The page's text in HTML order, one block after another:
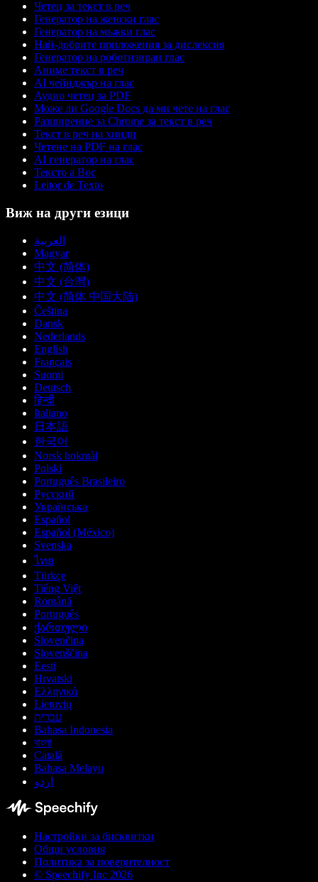
Четец за текст в реч
Генератор на женски глас
Генератор на мъжки глас
Най-добрите приложения за дислексия
Генератор на роботизиран глас
Аниме текст в реч
AI чейнджър на глас
Аудио четец за PDF
Може ли Google Docs да ми чете на глас
Разширение за Chrome за текст в реч
Текст в реч на хинди
Четене на PDF на глас
AI генератор на глас
Тексто а Вос
Leitor de Texto
Виж на други езици
العربية
Magyar
中文 (简体)
中文 (台灣)
中文 (简体 中国大陆)
Čeština
Dansk
Nederlands
English
Français
Suomi
Deutsch
हिन्दी
Italiano
日本語
한국어
Norsk bokmål
Polski
Português Brasileiro
Русский
Українська
Español
Español (México)
Svenska
ไทย
Türkçe
Tiếng Việt
Română
Português
ქართული
Slovenčina
Slovenščina
Eesti
Hrvatski
Ελληνικά
Lietuvių
עברית
Bahasa Indonesia
বাংলা
Català
Bahasa Melayu
اردو
Настройки за бисквитки
Общи условия
Политика за поверителност
© Speechify Inc 2026